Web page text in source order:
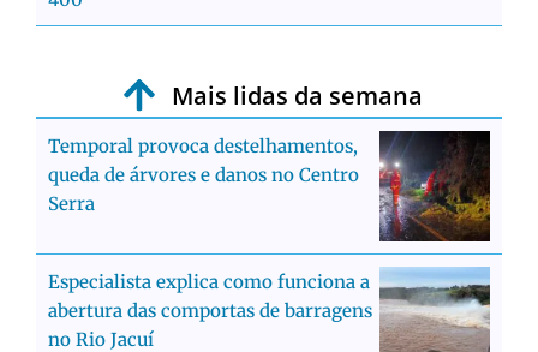
Mais lidas da semana
Temporal provoca destelhamentos,
queda de árvores e danos no Centro
Serra
Especialista explica como funciona a
abertura das comportas de barragens
no Rio Jacuí